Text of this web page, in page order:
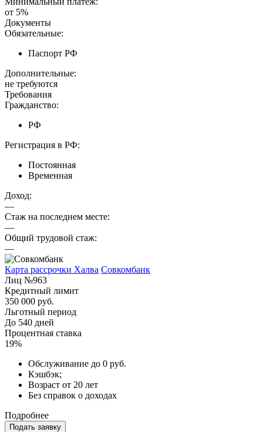
от 5%
Документы
Обязательные:
Паспорт РФ
Дополнительные:
не требуются
Требования
Гражданство:
РФ
Регистрация в РФ:
Постоянная
Временная
Доход:
—
Стаж на последнем месте:
—
Общий трудовой стаж:
—
Карта рассрочки Халва Совкомбанк
Лиц №963
Кредитный лимит
350 000 руб.
Льготный период
До 540 дней
Процентная ставка
19%
Обслуживание до 0 руб.
Кэшбэк;
Возраст от 20 лет
Без справок о доходах
Подробнее
Подать заявку